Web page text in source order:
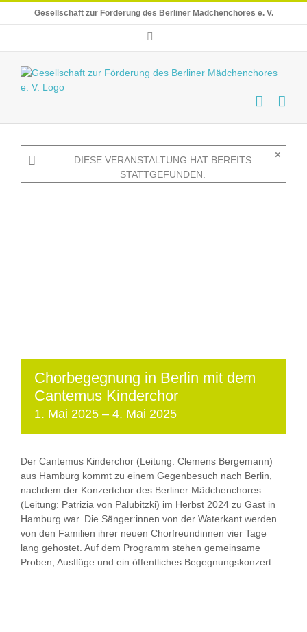
Gesellschaft zur Förderung des Berliner Mädchenchores e. V.
DIESE VERANSTALTUNG HAT BEREITS
STATTGEFUNDEN.
×
Chorbegegnung in Berlin mit dem
Cantemus Kinderchor
1. Mai 2025 – 4. Mai 2025
Der Cantemus Kinderchor (Leitung: Clemens Bergemann)
aus Hamburg kommt zu einem Gegenbesuch nach Berlin,
nachdem der Konzertchor des Berliner Mädchenchores
(Leitung: Patrizia von Palubitzki) im Herbst 2024 zu Gast in
Hamburg war. Die Sänger:innen von der Waterkant werden
von den Familien ihrer neuen Chorfreundinnen vier Tage
lang gehostet. Auf dem Programm stehen gemeinsame
Proben, Ausflüge und ein öffentliches Begegnungskonzert.